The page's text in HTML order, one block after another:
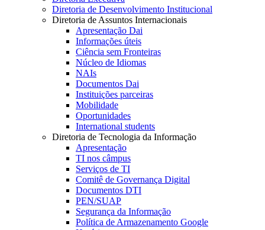
Diretoria de Desenvolvimento Institucional
Diretoria de Assuntos Internacionais
Apresentação Dai
Informações úteis
Ciência sem Fronteiras
Núcleo de Idiomas
NAIs
Documentos Dai
Instituições parceiras
Mobilidade
Oportunidades
International students
Diretoria de Tecnologia da Informação
Apresentação
TI nos câmpus
Serviços de TI
Comitê de Governança Digital
Documentos DTI
PEN/SUAP
Segurança da Informação
Política de Armazenamento Google